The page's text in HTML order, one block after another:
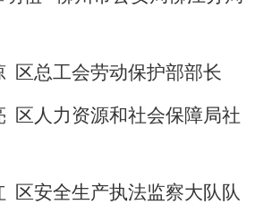
区总工会劳动保护部部长
区人力资源和社会保障局社
区安全生产执法监察大队队